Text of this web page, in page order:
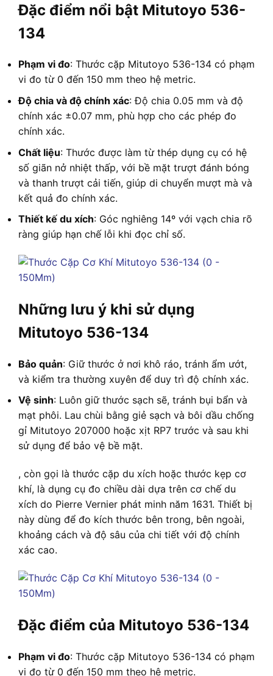
Đặc điểm nổi bật Mitutoyo 536-
134
Phạm vi đo: Thước cặp Mitutoyo 536-134 có phạm
vi đo từ 0 đến 150 mm theo hệ metric.
Độ chia và độ chính xác: Độ chia 0.05 mm và độ
chính xác ±0.07 mm, phù hợp cho các phép đo
chính xác.
Chất liệu: Thước được làm từ thép dụng cụ có hệ
số giãn nở nhiệt thấp, với bề mặt trượt đánh bóng
và thanh trượt cải tiến, giúp di chuyển mượt mà và
kết quả đo chính xác.
Thiết kế du xích: Góc nghiêng 14º với vạch chia rõ
ràng giúp hạn chế lỗi khi đọc chỉ số.
Những lưu ý khi sử dụng
Mitutoyo 536-134
Bảo quản: Giữ thước ở nơi khô ráo, tránh ẩm ướt,
và kiểm tra thường xuyên để duy trì độ chính xác.
Vệ sinh: Luôn giữ thước sạch sẽ, tránh bụi bẩn và
mạt phôi. Lau chùi bằng giẻ sạch và bôi dầu chống
gỉ Mitutoyo 207000 hoặc xịt RP7 trước và sau khi
sử dụng để bảo vệ bề mặt.
, còn gọi là thước cặp du xích hoặc thước kẹp cơ
khí, là dụng cụ đo chiều dài dựa trên cơ chế du
xích do Pierre Vernier phát minh năm 1631. Thiết bị
này dùng để đo kích thước bên trong, bên ngoài,
khoảng cách và độ sâu của chi tiết với độ chính
xác cao.
Đặc điểm của Mitutoyo 536-134
Phạm vi đo: Thước cặp Mitutoyo 536-134 có phạm
vi đo từ 0 đến 150 mm theo hệ metric.